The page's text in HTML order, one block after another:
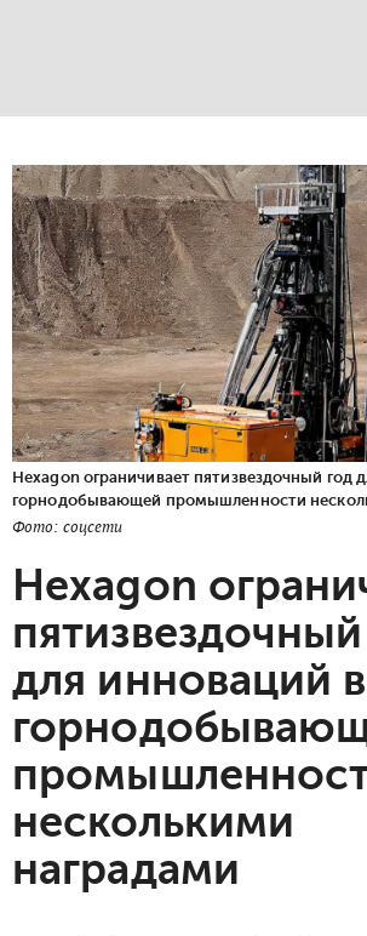
Hexagon ограничивает пятизвездочный год
горнодобывающей промышленности
Фото: соцсети
Hexagon
для инноваций в
несколькими
наградами